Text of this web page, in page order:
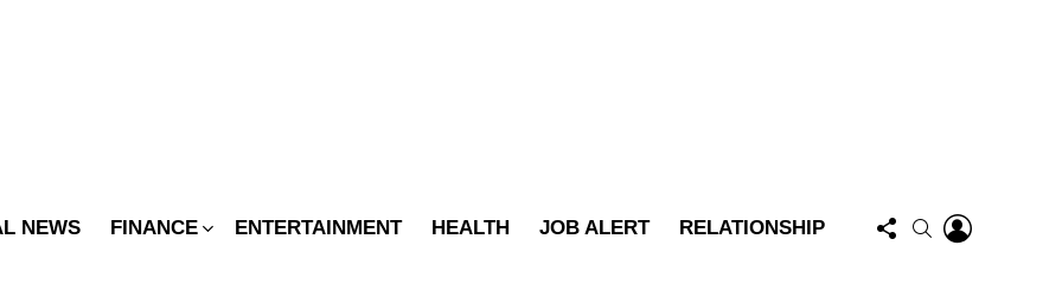
NEWS FINANCE ENTERTAINMENT HEALTH JOB ALERT RELATIONSHIP
FOLLOW
US
SEARCH